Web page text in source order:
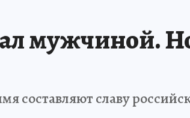
мужчиной.
составляют славу